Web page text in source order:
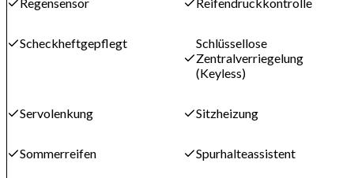
Scheckheftgepflegt
Schlüssellose
Zentralverriegelung
(Keyless)
Servolenkung Sitzheizung
Sommerreifen Spurhalteassistent